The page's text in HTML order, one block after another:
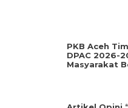
PKB Aceh
DPAC 2026-
Masyarakat